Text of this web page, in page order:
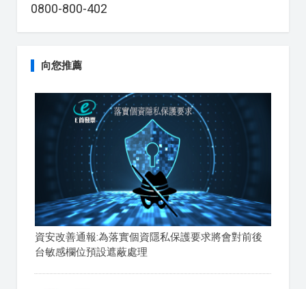
0800-800-402
向您推薦
資安改善通報:為落實個資隱私保護要求將會對前後
台敏感欄位預設遮蔽處理